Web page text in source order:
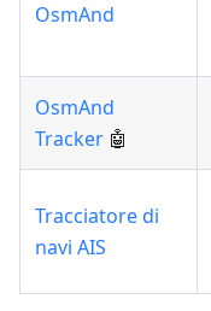
OsmAnd
OsmAnd
Tracker 🤖
Tracciatore di
navi AIS